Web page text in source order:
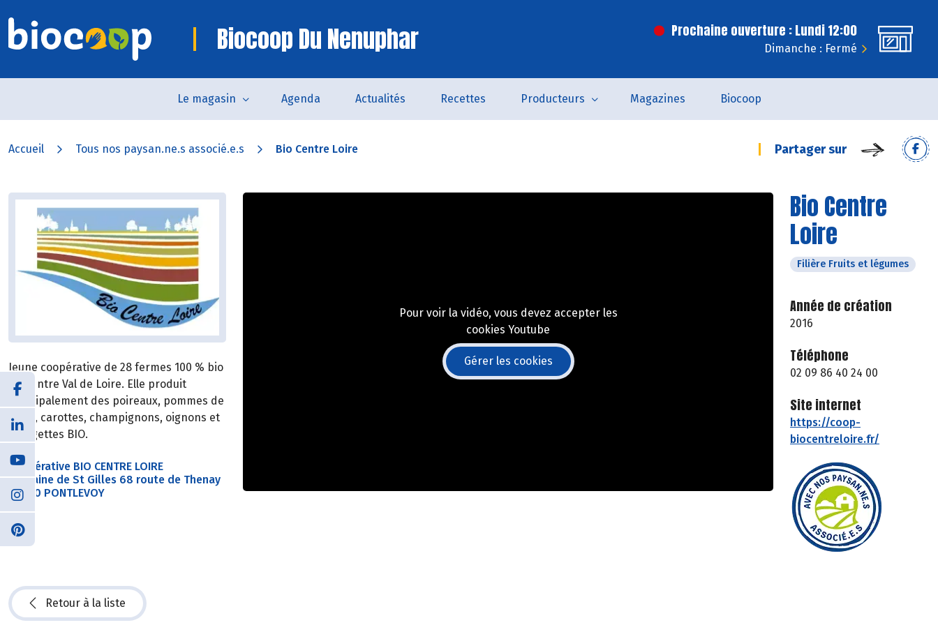
Biocoop Du Nenuphar Prochaine ouverture : Lundi 12:00
Dimanche : Fermé
Le magasin Agenda Actualités Recettes Producteurs Magazines Biocoop
Accueil Tous nos paysan.ne.s associé.e.s Bio Centre Loire Partager sur
Bio Centre
Loire
Filière Fruits et légumes
Année de création
2016
Téléphone
02 09 86 40 24 00
Site internet
https://coop-
biocentreloire.fr/
Jeune coopérative de 28 fermes 100 % bio
du Centre Val de Loire. Elle produit
principalement des poireaux, pommes de
terre, carottes, champignons, oignons et
courgettes BIO.
Coopérative BIO CENTRE LOIRE
Domaine de St Gilles 68 route de Thenay
41400 PONTLEVOY
Pour voir la vidéo, vous devez accepter les
cookies Youtube
Gérer les cookies
Retour à la liste